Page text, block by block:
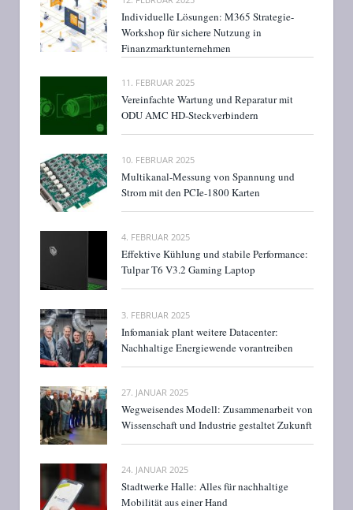
Individuelle Lösungen: M365 Strategie-
Workshop für sichere Nutzung in
Finanzmarktunternehmen
11. FEBRUAR 2025
Vereinfachte Wartung und Reparatur mit
ODU AMC HD-Steckverbindern
10. FEBRUAR 2025
Multikanal-Messung von Spannung und
Strom mit den PCIe-1800 Karten
4. FEBRUAR 2025
Effektive Kühlung und stabile Performance:
Tulpar T6 V3.2 Gaming Laptop
3. FEBRUAR 2025
Infomaniak plant weitere Datacenter:
Nachhaltige Energiewende vorantreiben
27. JANUAR 2025
Wegweisendes Modell: Zusammenarbeit von
Wissenschaft und Industrie gestaltet Zukunft
24. JANUAR 2025
Stadtwerke Halle: Alles für nachhaltige
Mobilität aus einer Hand